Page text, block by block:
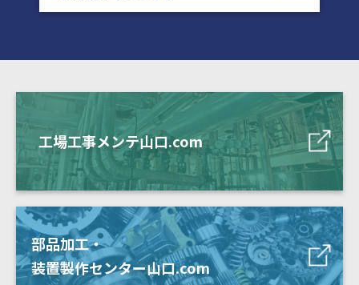
工場工事メンテ山口.com
部品加工・
装置製作センター山口.com